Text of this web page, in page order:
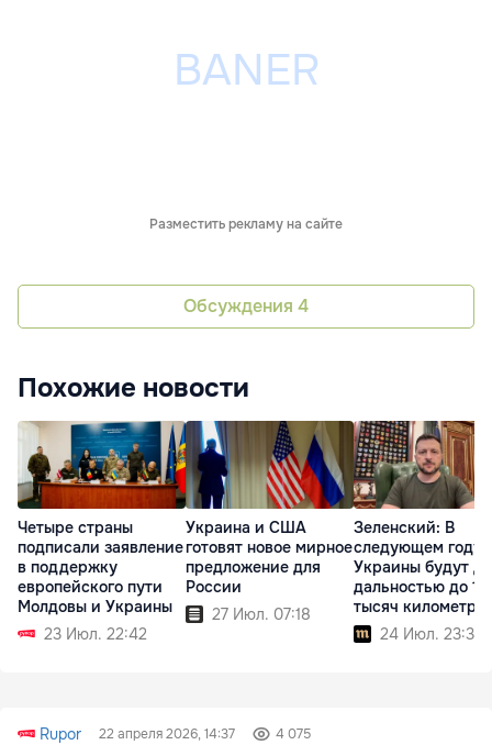
Разместить рекламу на сайте
Обсуждения 4
Похожие новости
Четыре страны
подписали заявление
в поддержку
европейского пути
Молдовы и Украины
23 Июл. 22:42
Украина и США
готовят новое мирное
предложение для
России
27 Июл. 07:18
Зеленский: В
следующем году
Украины будут
дальностью до 10
тысяч
24 Июл. 23:35
Rupor 22 апреля 2026, 14:37 4 075